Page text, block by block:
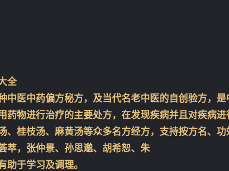
全
中医中药偏方秘方，及当代名老中医的自创验方，是
药物进行治疗的主要处方，在发现疾病并且对疾病
、桂枝汤、麻黄汤等众多名方经方，支持按方名、功
萃，张仲景、孙思邈、胡希恕、朱
助于学习及调理。